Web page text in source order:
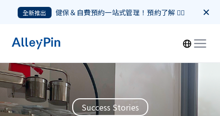
Success Stories
全新推出 健保＆自費預約一站式管理！預約了解 👉🏻